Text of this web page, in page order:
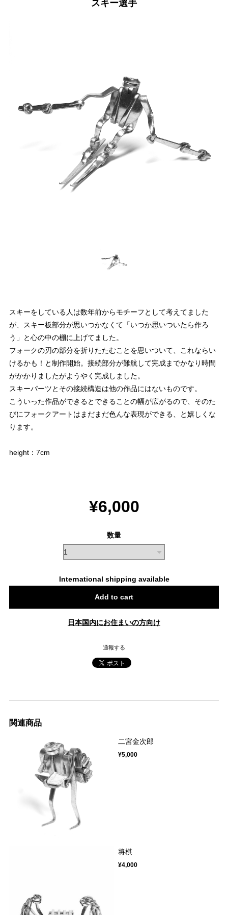
スキー選手
スキーをしている人は数年前からモチーフとして考えてました
が、スキー板部分が思いつかなくて「いつか思いついたら作ろ
う」と心の中の棚に上げてました。
フォークの刃の部分を折りたたむことを思いついて、これならい
けるかも！と制作開始。接続部分が難航して完成までかなり時間
がかかりましたがようやく完成しました。
スキーパーツとその接続構造は他の作品にはないものです。
こういった作品ができるとできることの幅が広がるので、そのた
びにフォークアートはまだまだ色んな表現ができる、と嬉しくな
ります。
height：7cm
¥6,000
数量
International shipping available
Add to cart
日本国内にお住まいの方向け
通報する
関連商品
二宮金次郎
¥5,000
将棋
¥4,000